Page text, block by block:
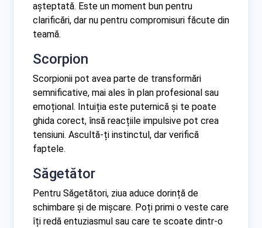
așteptată. Este un moment bun pentru
clarificări, dar nu pentru compromisuri făcute din
teamă.
Scorpion
Scorpionii pot avea parte de transformări
semnificative, mai ales în plan profesional sau
emoțional. Intuiția este puternică și te poate
ghida corect, însă reacțiile impulsive pot crea
tensiuni. Ascultă-ți instinctul, dar verifică
faptele.
Săgetător
Pentru Săgetători, ziua aduce dorință de
schimbare și de mișcare. Poți primi o veste care
îți redă entuziasmul sau care te scoate dintr-o